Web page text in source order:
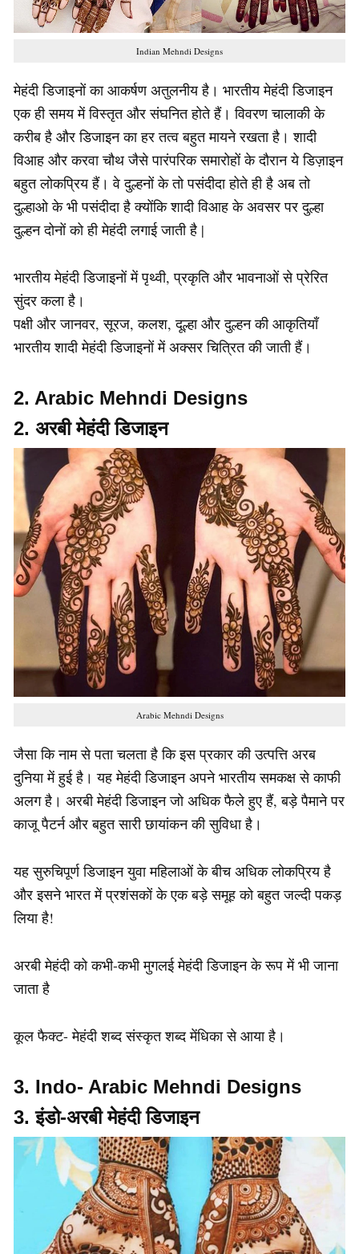
Indian Mehndi Designs
मेहंदी डिजाइनों का आकर्षण अतुलनीय है। भारतीय मेहंदी डिजाइन
एक ही समय में विस्तृत और संघनित होते हैं। विवरण चालाकी के
करीब है और डिजाइन का हर तत्व बहुत मायने रखता है। शादी
विआह और करवा चौथ जैसे पारंपरिक समारोहों के दौरान ये डिज़ाइन
बहुत लोकप्रिय हैं। वे दुल्हनों के तो पसंदीदा होते ही है अब तो
दुल्हाओ के भी पसंदीदा है क्योंकि शादी विआह के अवसर पर दुल्हा
दुल्हन दोनों को ही मेहंदी लगाई जाती है |
भारतीय मेहंदी डिजाइनों में पृथ्वी, प्रकृति और भावनाओं से प्रेरित
सुंदर कला है।
पक्षी और जानवर, सूरज, कलश, दूल्हा और दुल्हन की आकृतियाँ
भारतीय शादी मेहंदी डिजाइनों में अक्सर चित्रित की जाती हैं।
2. Arabic Mehndi Designs
2. अरबी मेहंदी डिजाइन
Arabic Mehndi Designs
जैसा कि नाम से पता चलता है कि इस प्रकार की उत्पत्ति अरब
दुनिया में हुई है। यह मेहंदी डिजाइन अपने भारतीय समकक्ष से काफी
अलग है। अरबी मेहंदी डिजाइन जो अधिक फैले हुए हैं, बड़े पैमाने पर
काजू पैटर्न और बहुत सारी छायांकन की सुविधा है।
यह सुरुचिपूर्ण डिजाइन युवा महिलाओं के बीच अधिक लोकप्रिय है
और इसने भारत में प्रशंसकों के एक बड़े समूह को बहुत जल्दी पकड़
लिया है!
अरबी मेहंदी को कभी-कभी मुगलई मेहंदी डिजाइन के रूप में भी जाना
जाता है
कूल फैक्ट- मेहंदी शब्द संस्कृत शब्द मेंधिका से आया है।
3. Indo- Arabic Mehndi Designs
3. इंडो-अरबी मेहंदी डिजाइन